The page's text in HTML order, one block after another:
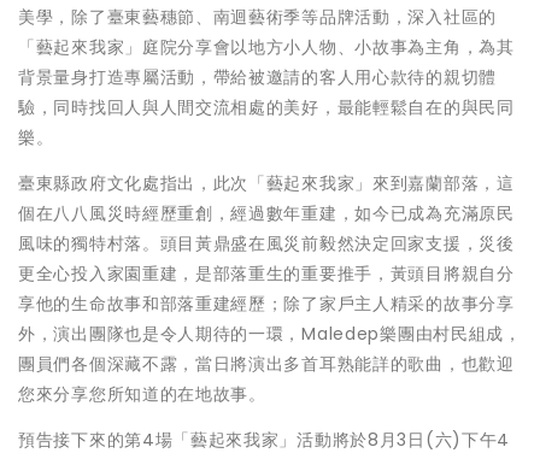
美學，除了臺東藝穗節、南迴藝術季等品牌活動，深入社區的
「藝起來我家」庭院分享會以地方小人物、小故事為主角，為其
背景量身打造專屬活動，帶給被邀請的客人用心款待的親切體
驗，同時找回人與人間交流相處的美好，最能輕鬆自在的與民同
樂。
臺東縣政府文化處指出，此次「藝起來我家」來到嘉蘭部落，這
個在八八風災時經歷重創，經過數年重建，如今已成為充滿原民
風味的獨特村落。頭目黃鼎盛在風災前毅然決定回家支援，災後
更全心投入家園重建，是部落重生的重要推手，黃頭目將親自分
享他的生命故事和部落重建經歷；除了家戶主人精采的故事分享
外，演出團隊也是令人期待的一環，Maledep樂團由村民組成，
團員們各個深藏不露，當日將演出多首耳熟能詳的歌曲，也歡迎
您來分享您所知道的在地故事。
預告接下來的第4場「藝起來我家」活動將於8月3日(六)下午4